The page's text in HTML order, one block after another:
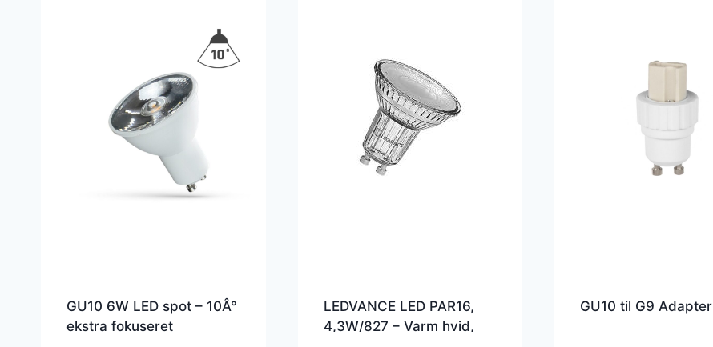
GU10 6W LED spot – 10Â°
ekstra fokuseret
LEDVANCE LED PAR16,
4,3W/827 – Varm hvid,
GU10 til G9 Adapter